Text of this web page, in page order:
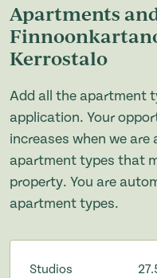
Apartments
Kerrostalo
Add all the apartment
application. Your
increases when we
apartment types that
property. You are
apartment types.
Studios